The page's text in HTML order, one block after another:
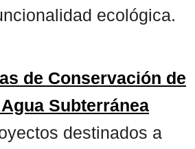
ecológica.
de Conservación de
Subterránea
destinados a